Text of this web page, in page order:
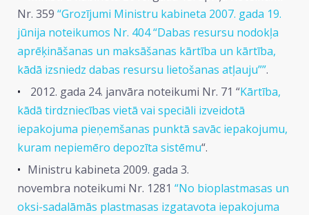
Nr. 359 “Grozījumi Ministru kabineta 2007. gada 19.
jūnija noteikumos Nr. 404 “Dabas resursu nodokļa
aprēķināšanas un maksāšanas kārtība un kārtība,
kādā izsniedz dabas resursu lietošanas atļauju””.
2012. gada 24. janvāra noteikumi Nr. 71 “Kārtība,
kādā tirdzniecības vietā vai speciāli izveidotā
iepakojuma pieņemšanas punktā savāc iepakojumu,
kuram nepiemēro depozīta sistēmu“.
Ministru kabineta 2009. gada 3.
novembra noteikumi Nr. 1281 “No bioplastmasas un
oksi-sadalāmās plastmasas izgatavota iepakojuma